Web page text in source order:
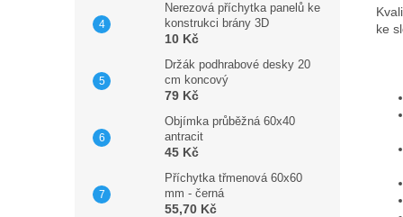
Nerezová příchytka panelů ke
konstrukci brány 3D
10 Kč
Držák podhrabové desky 20
cm koncový
79 Kč
Objímka průběžná 60x40
antracit
45 Kč
Příchytka třmenová 60x60
mm - černá
55,70 Kč
ke